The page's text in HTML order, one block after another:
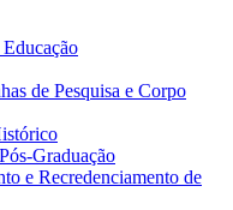
de Pesquisa e Corpo
Graduação
e Recredenciamento de